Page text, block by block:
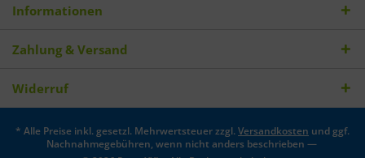
Informationen
Zahlung & Versand
Widerruf
* Alle Preise inkl. gesetzl. Mehrwertsteuer zzgl.Versandkosten und ggf.
Nachnahmegebühren, wenn nicht anders beschrieben —